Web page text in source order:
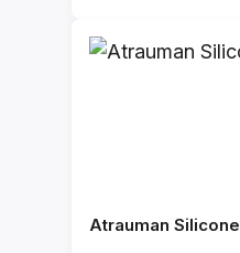
Atrauman Silicone